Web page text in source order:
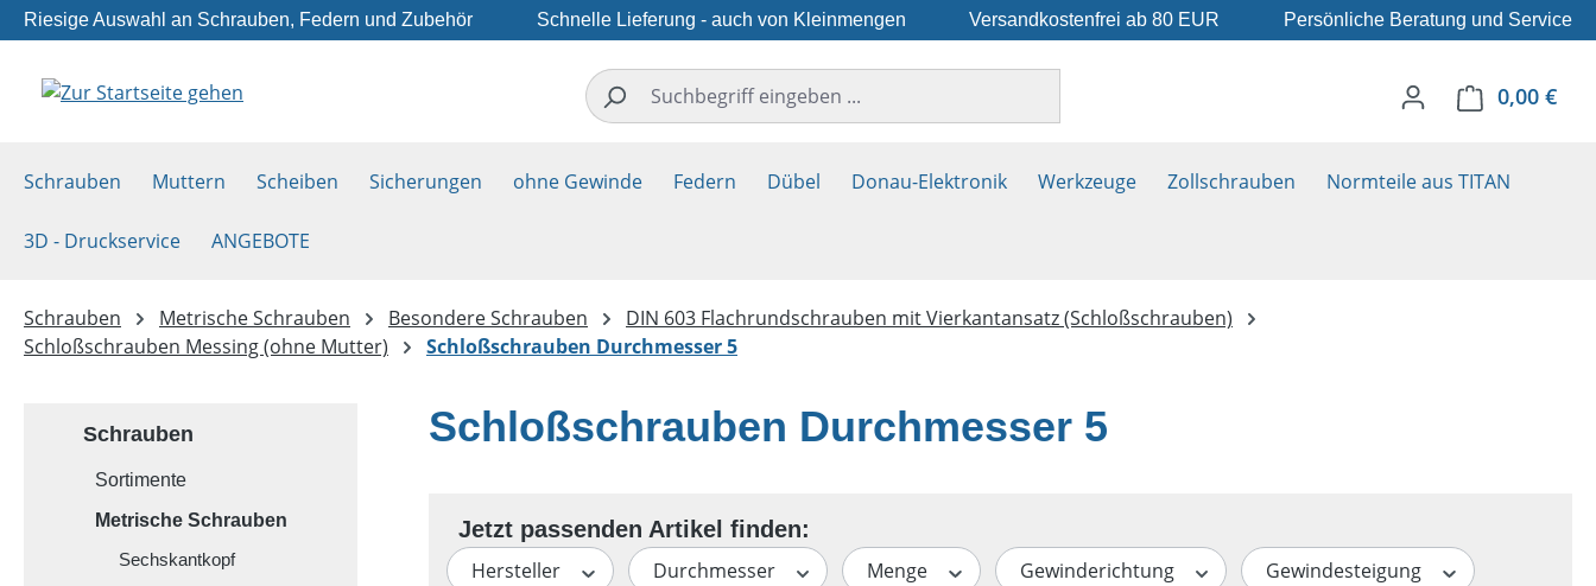
Hauptinhalt springen
Zur Suche springen
Zur Hauptnavigation springen
Riesige Auswahl an Schrauben, Federn und Zubehör Schnelle Lieferung - auch von Kleinmengen Versandkostenfrei ab 80 EUR Persönliche Beratung und Service
0,00 €
Schrauben Muttern Scheiben Sicherungen ohne Gewinde Federn Dübel Donau-Elektronik Werkzeuge Zollschrauben Normteile aus TITAN
3D - Druckservice ANGEBOTE
Schrauben Metrische Schrauben Besondere Schrauben
DIN 603 Flachrundschrauben mit Vierkantansatz (Schloßschrauben)
Schloßschrauben Messing (ohne Mutter)
Schloßschrauben Durchmesser 5
Schrauben
Sortimente
Metrische Schrauben
Sechskantkopf
Schloßschrauben Durchmesser 5
Hersteller Durchmesser Menge Gewinderichtung Gewindesteigung